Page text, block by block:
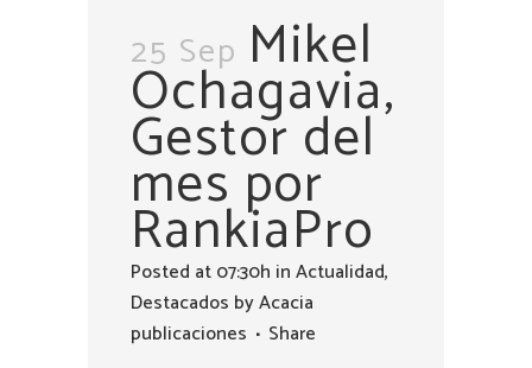
25 Sep Mikel
Ochagavia,
Gestor del
mes por
RankiaPro
Posted at 07:30h inActualidad,
Destacados byAcacia
publicaciones
Share